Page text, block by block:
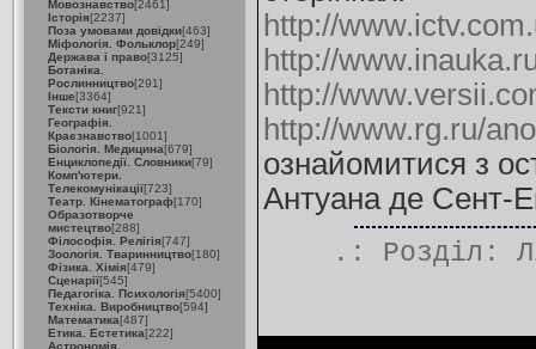
Мовознавство[2461]
Історія[2237]
Поза умовами довідки[463]
Міфологія. Фольклор[249]
Держава і право[3125]
Ботаніка.
Рослинництво[291]
Інше[3364]
Тексти книг[921]
Географія.
Краєзнавство[1001]
Біологія. Медицина[679]
Енциклопедії. Словники[79]
Комп'ютери.
Телекомунікації[723]
Театр. Кінематограф[170]
Образотворче
мистецтво[288]
Філософія. Релігія[747]
Зоологія. Тваринництво[180]
Фізика. Хімія[479]
Сценарії[545]
Педагогіка. Психологія[5400]
Техніка. Виробництво[594]
Математика[487]
Етика. Естетика[222]
Астрономія.
http://
http://
http://
http://www.rg.ru/
ознайомитися з
Антуана де Сент-
.: Розділ: